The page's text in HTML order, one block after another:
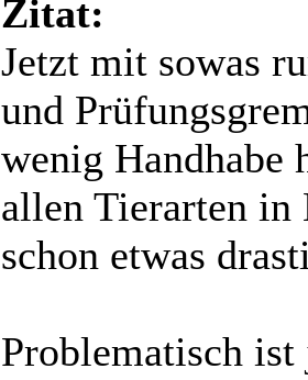
Zitat:
Jetzt mit sowas
und
wenig Handhabe
allen Tierarten in
schon etwas
Problematisch ist